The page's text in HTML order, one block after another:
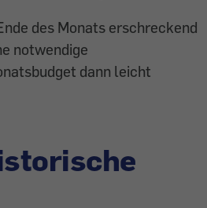
des Monats erschreckend
notwendige
dann leicht